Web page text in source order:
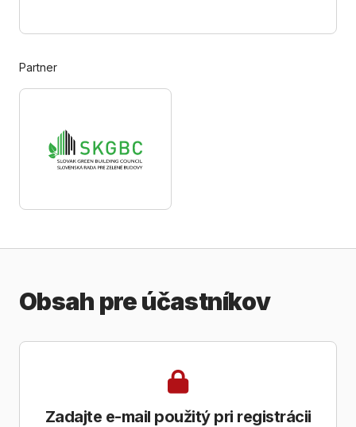
Partner
Obsah pre účastníkov
Zadajte e-mail použitý pri registrácii